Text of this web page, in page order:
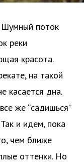
Шумный поток
реки
красота.
на такой
касается дна.
же “садишься”
и идем, пока
чем ближе
оттенки. Но